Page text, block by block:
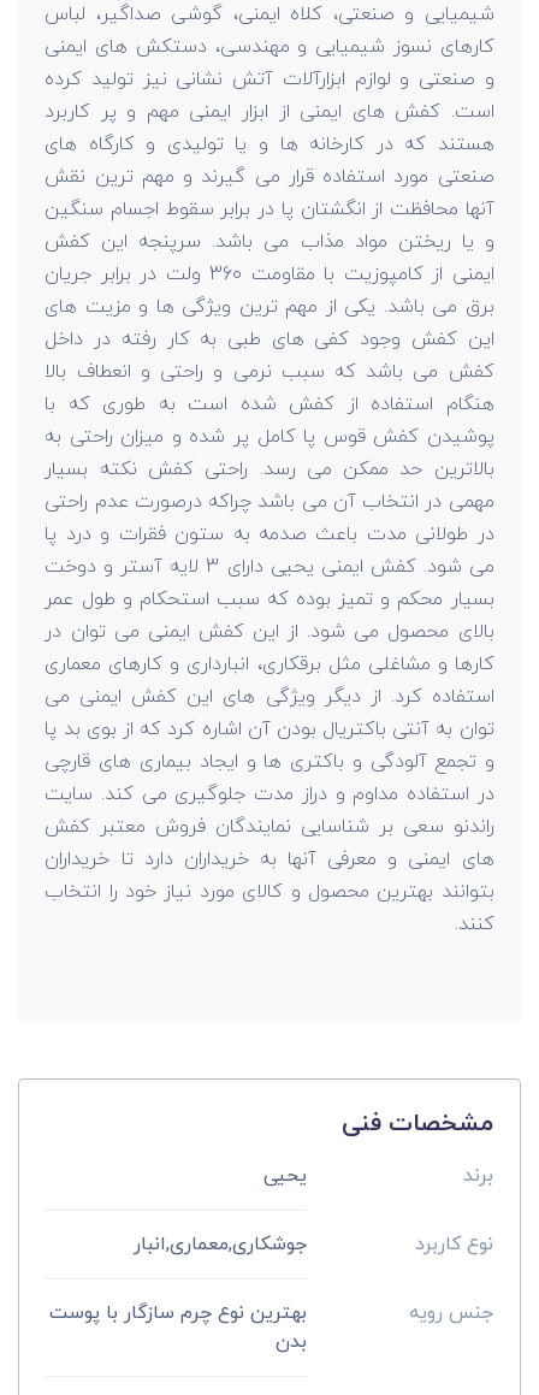
شیمیایی و صنعتی، کلاه ایمنی، گوشی صداگیر، لباس
کارهای نسوز شیمیایی و مهندسی، دستکش های ایمنی
و صنعتی و لوازم ابزارآلات آتش نشانی نیز تولید کرده
است. کفش های ایمنی از ابزار ایمنی مهم و پر کاربرد
هستند که در کارخانه ها و یا تولیدی و کارگاه های
صنعتی مورد استفاده قرار می گیرند و مهم ترین نقش
آنها محافظت از انگشتان پا در برابر سقوط اجسام سنگین
و یا ریختن مواد مذاب می باشد. سرپنجه این کفش
ایمنی از کامپوزیت با مقاومت 360 ولت در برابر جریان
برق می باشد. یکی از مهم ترین ویژگی ها و مزیت های
این کفش وجود کفی های طبی به کار رفته در داخل
کفش می باشد که سبب نرمی و راحتی و انعطاف بالا
هنگام استفاده از کفش شده است به طوری که با
پوشیدن کفش قوس پا کامل پر شده و میزان راحتی به
بالاترین حد ممکن می رسد. راحتی کفش نکته بسیار
مهمی در انتخاب آن می باشد چراکه درصورت عدم راحتی
در طولانی مدت باعث صدمه به ستون فقرات و درد پا
می شود. کفش ایمنی یحیی دارای 3 لایه آستر و دوخت
بسیار محکم و تمیز بوده که سبب استحکام و طول عمر
بالای محصول می شود. از این کفش ایمنی می توان در
کارها و مشاغلی مثل برقکاری، انبارداری و کارهای معماری
استفاده کرد. از دیگر ویژگی های این کفش ایمنی می
توان به آنتی باکتریال بودن آن اشاره کرد که از بوی بد پا
و تجمع آلودگی و باکتری ها و ایجاد بیماری های قارچی
در استفاده مداوم و دراز مدت جلوگیری می کند. سایت
راندنو سعی بر شناسایی نمایندگان فروش معتبر کفش
های ایمنی و معرفی آنها به خریداران دارد تا خریداران
بتوانند بهترین محصول و کالای مورد نیاز خود را انتخاب
کنند.
مشخصات فنی
برند یحیی
نوع کاربرد جوشکاری,معماری,انبار
جنس رویه
بهترین نوع چرم سازگار با پوست
بدن